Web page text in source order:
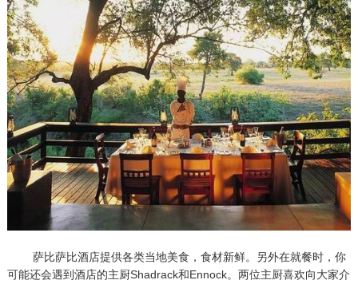
萨比萨比酒店提供各类当地美食，食材新鲜。另外在就餐时，你
可能还会遇到酒店的主厨Shadrack和Ennock。两位主厨喜欢向大家介